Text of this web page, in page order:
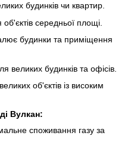
будинків чи квартир.
середньої площі.
будинки та приміщення
великих будинків та офісів.
об'єктів із високим
Вулкан:
споживання газу за